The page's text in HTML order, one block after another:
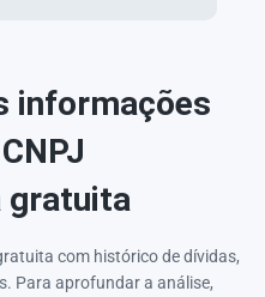
informações
gratuita
com histórico de dívidas,
Para aprofundar a análise,